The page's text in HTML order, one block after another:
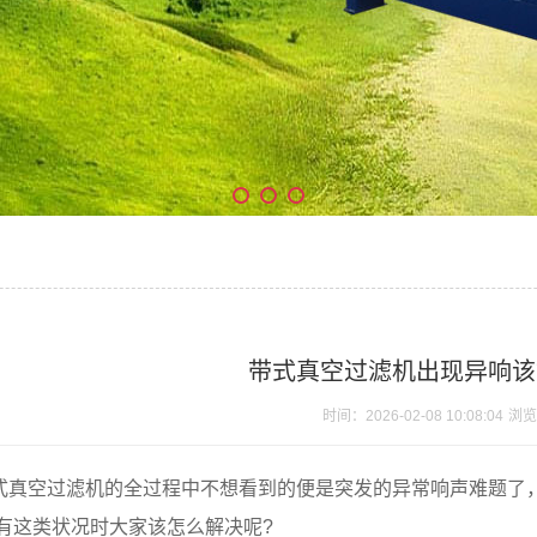
带式真空过滤机出现异响
时间：2026-02-08 10:08:04 浏
真空过滤机的全过程中不想看到的便是突发的异常响声难题
这类状况时大家该怎么解决呢?